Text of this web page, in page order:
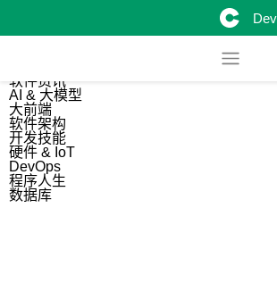
软件资讯
AI & 大模型
大前端
软件架构
开发技能
硬件 & IoT
DevOps
程序人生
数据库